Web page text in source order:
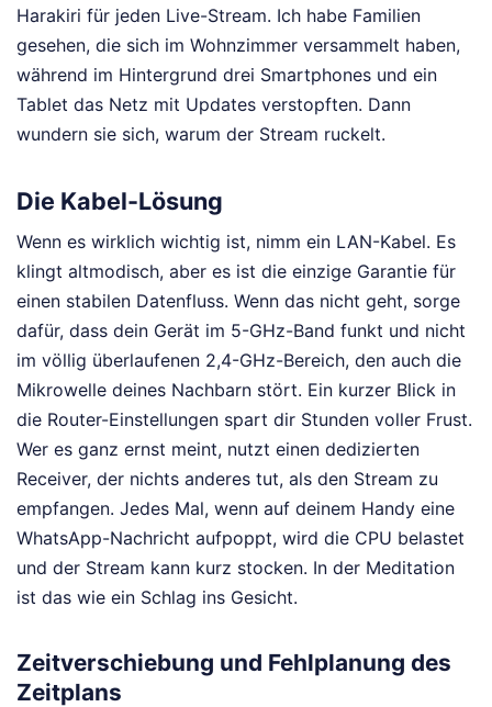
Harakiri für jeden Live-Stream. Ich habe Familien
gesehen, die sich im Wohnzimmer versammelt haben,
während im Hintergrund drei Smartphones und ein
Tablet das Netz mit Updates verstopften. Dann
wundern sie sich, warum der Stream ruckelt.
Die Kabel-Lösung
Wenn es wirklich wichtig ist, nimm ein LAN-Kabel. Es
klingt altmodisch, aber es ist die einzige Garantie für
einen stabilen Datenfluss. Wenn das nicht geht, sorge
dafür, dass dein Gerät im 5-GHz-Band funkt und nicht
im völlig überlaufenen 2,4-GHz-Bereich, den auch die
Mikrowelle deines Nachbarn stört. Ein kurzer Blick in
die Router-Einstellungen spart dir Stunden voller Frust.
Wer es ganz ernst meint, nutzt einen dedizierten
Receiver, der nichts anderes tut, als den Stream zu
empfangen. Jedes Mal, wenn auf deinem Handy eine
WhatsApp-Nachricht aufpoppt, wird die CPU belastet
und der Stream kann kurz stocken. In der Meditation
ist das wie ein Schlag ins Gesicht.
Zeitverschiebung und Fehlplanung des
Zeitplans